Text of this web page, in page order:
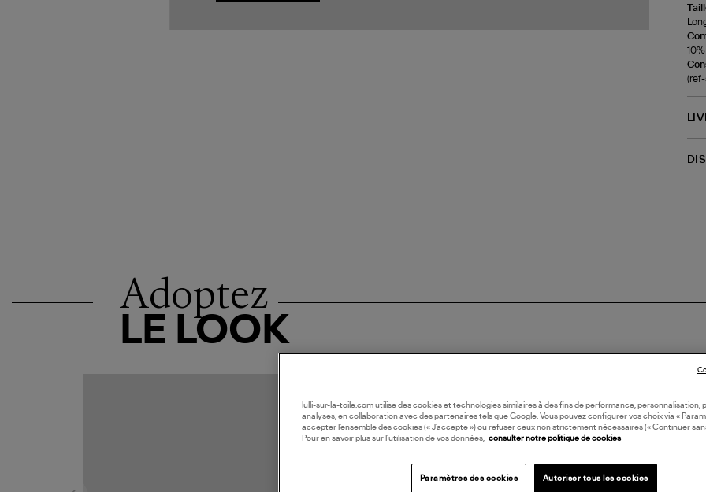
Adoptez
LE LOOK
lulli-sur-la-toile.com utilise des cookies et technologies similaires à des fins de performance, personnalisation,
analyses, en collaboration avec des partenaires tels que Google. Vous pouvez configurer vos choix via «
accepter l’ensemble des cookies (« J’accepte ») ou refuser ceux non strictement nécessaires (« Continuer
Pour en savoir plus sur l’utilisation de vos données, consulter notre politique de cookies
Paramètres des cookies Autoriser tous les cookies